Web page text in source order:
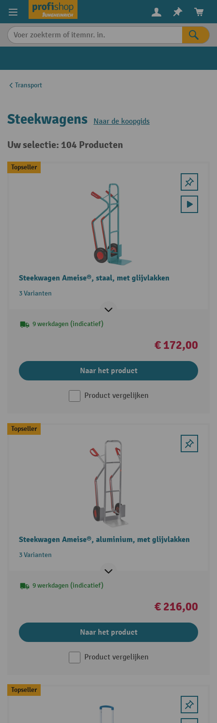
content
Transport
Steekwagens Naar de koopgids
Uw selectie: 104 Producten
Topseller
Steekwagen Ameise®, staal, met glijvlakken
3 Varianten
9 werkdagen (indicatief)
€ 172,00
Naar het product
Product vergelijken
Topseller
Steekwagen Ameise®, aluminium, met glijvlakken
3 Varianten
9 werkdagen (indicatief)
€ 216,00
Naar het product
Product vergelijken
Topseller